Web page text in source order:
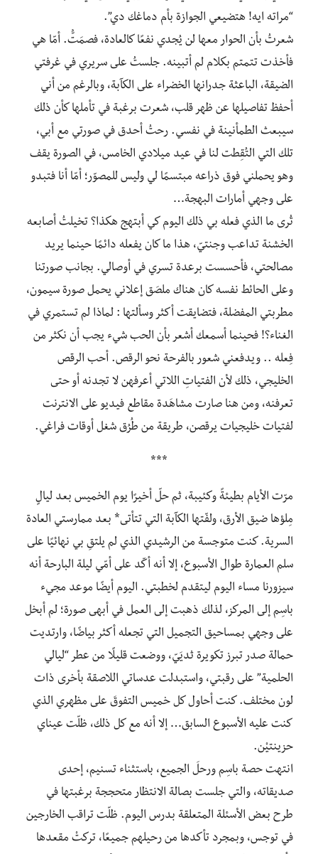
“مراته ايه! هتضيعي الجوازة بأم دماغك دي”.
شعرتُ بأن الحوار معها لن يُجدي نفعًا كالعادة، فصمَتُّ. أمّا هي
فأخذت تتمتم بكلام لم أتبينه. جلستُ على سريري في غرفتي
الضيقة، الباعثة جدرانها الخضراء على الكآبة، وبالرغم من أني
أحفظ تفاصيلها عن ظهر قلب، شعرت برغبة في تأملها كأن ذلك
سيبعث الطمأنينة في نفسي. رحتُ أحدق في صورتي مع أبي،
تلك التي التُقِطت لنا في عيد ميلادي الخامس، في الصورة يقف
وهو يحملني فوق ذراعه مبتسمًا لي وليس للمصوّر؛ أمّا أنا فتبدو
على وجهي أمارات البهجة…
تُرى ما الذي فعله بي ذلك اليوم كي أبتهج هكذا؟ تخيلتُ أصابعه
الخشنة تداعب وجنتيّ، هذا ما كان يفعله دائمًا حينما يريد
مصالحتي، فأحسست برعدة تسري في أوصالي. بجانب صورتنا
وعلى الحائط نفسه كان هناك ملصَق إعلاني يحمل صورة سيمون،
مطربتي المفضلة، فتضايقت أكثر وسألتها : لماذا لم تستمري في
الغناء؟! فحينما أسمعك أشعر بأن الحب شيء يجب أن نكثر من
فِعله .. ويدفعني شعور بالفرحة نحو الرقص. أحب الرقص
الخليجي، ذلك لأن الفتياتِ اللاتي أعرفهن لا تجدنه أو حتى
تعرفنه، ومن هنا صارت مشاهَدة مقاطع فيديو على الانترنت
لفتيات خليجيات يرقصن، طريقة من طُرُق شغل أوقات فراغي.
***
مرّت الأيام بطيئةً وكئيبة، ثم حلّ أخيرًا يوم الخميس بعد ليالٍ
مِلؤها ضيق الأرق، ولفّتها الكآبة التي تتأتى* بعد ممارستي العادة
السرية. كنت متوجسة من الرشيدي الذي لم يلتقِ بي نهائيًا على
سلم العمارة طوال الأسبوع، إلا أنه أكّد على أمّي ليلة البارحة أنه
سيزورنا مساء اليوم ليتقدم لخطبتي. اليوم أيضًا موعد مجيء
باسِم إلى المركز، لذلك ذهبت إلى العمل في أبهى صورة؛ لم أبخل
على وجهي بمساحيق التجميل التي تجعله أكثر بياضًا، وارتديت
حمالة صدر تبرز تكويرة ثديَيّ، ووضعت قليلًا من عطر “ليالي
الحلمية” على رقبتي، واستبدلت عدساتي اللاصقة بأخرى ذات
لون مختلف. كنت أحاول كل خميس التفوقَ على مظهري الذي
كنت عليه الأسبوع السابق… إلا أنه مع كل ذلك، ظلّت عيناي
حزينتيْن.
انتهت حصة باسِم ورحلَ الجميع، باستثناء تسنيم، إحدى
صديقاته، والتي جلست بصالة الانتظار متحججة برغبتها في
طرح بعض الأسئلة المتعلقة بدرس اليوم. ظلّت تراقب الخارجين
في توجس، وبمجرد تأكدها من رحيلهم جميعًا، تركتْ مقعدها